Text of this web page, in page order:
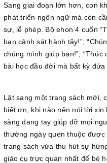
Sang giai đoạn lớn hơn, con
phát triển ngôn ngữ mà còn
sự, lễ phép. Bộ ehon 4 cuốn
bạn cảnh sát hành tây!”;
chúng mình giúp bạn!”;
bài học đầu đời mà bất kỳ
Lật sang một trang sách mới,
biết ơn, khi nào nên nói lời
sàng dang tay giúp đỡ mọi
thường ngày quen thuộc
trang sách vừa thu hút sự
giáo cụ trực quan nhất để bé